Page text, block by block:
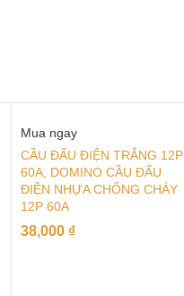
Mua ngay
CẦU ĐẤU ĐIỆN TRẮNG 12P
60A, DOMINO CẦU ĐẤU
ĐIỆN NHỰA CHỐNG CHÁY
12P 60A
38,000 ₫